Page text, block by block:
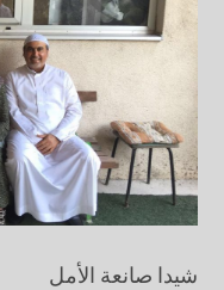
شيدا صانعة الأمل